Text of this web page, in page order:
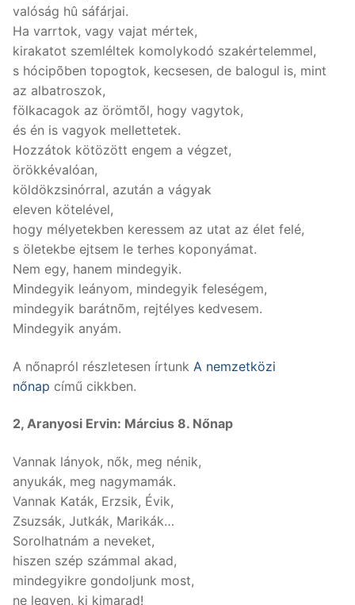
valóság hû sáfárjai.
Ha varrtok, vagy vajat mértek,
kirakatot szemléltek komolykodó szakértelemmel,
s hócipõben topogtok, kecsesen, de balogul is, mint
az albatroszok,
fölkacagok az örömtõl, hogy vagytok,
és én is vagyok mellettetek.
Hozzátok kötözött engem a végzet,
örökkévalóan,
köldökzsinórral, azután a vágyak
eleven kötelével,
hogy mélyetekben keressem az utat az élet felé,
s öletekbe ejtsem le terhes koponyámat.
Nem egy, hanem mindegyik.
Mindegyik leányom, mindegyik feleségem,
mindegyik barátnõm, rejtélyes kedvesem.
Mindegyik anyám.
A nőnapról részletesen írtunk A nemzetközi
nőnap című cikkben.
2, Aranyosi Ervin: Március 8. Nőnap
Vannak lányok, nők, meg nénik,
anyukák, meg nagymamák.
Vannak Katák, Erzsik, Évik,
Zsuzsák, Jutkák, Marikák…
Sorolhatnám a neveket,
hiszen szép számmal akad,
mindegyikre gondoljunk most,
ne legyen, ki kimarad!